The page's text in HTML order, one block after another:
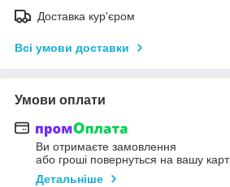
Доставка кур'єром
Всі умови доставки
Умови оплати
Ви отримаєте замовлення
або гроші повернуться на вашу
Детальніше